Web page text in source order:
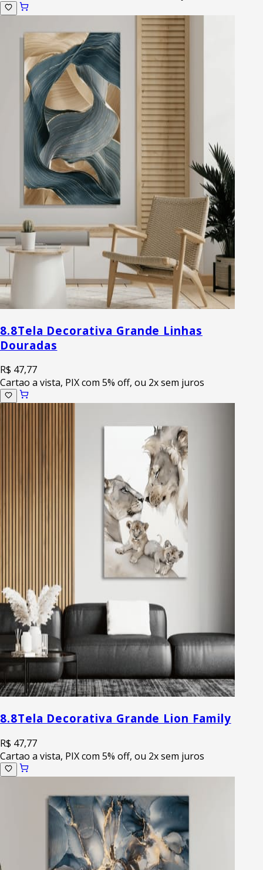
8.8Tela Decorativa Grande Linhas
Douradas
R$ 47,77
Cartao a vista, PIX com 5% off, ou 2x sem juros
8.8Tela Decorativa Grande Lion Family
R$ 47,77
Cartao a vista, PIX com 5% off, ou 2x sem juros